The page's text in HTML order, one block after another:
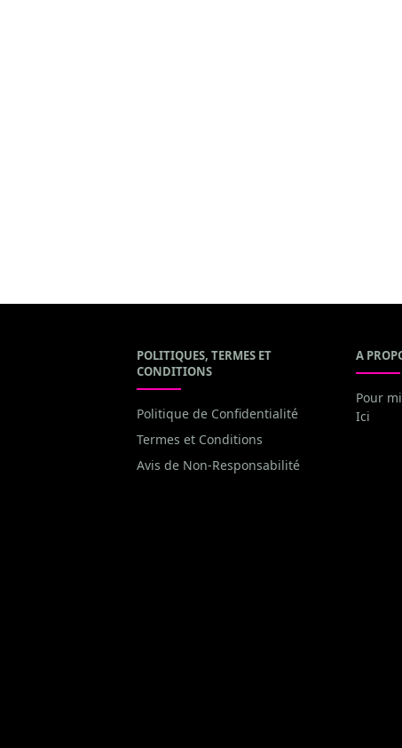
POLITIQUES, TERMES ET
CONDITIONS
Politique de Confidentialité
Termes et Conditions
Avis de Non-Responsabilité
A
Pour
Ici